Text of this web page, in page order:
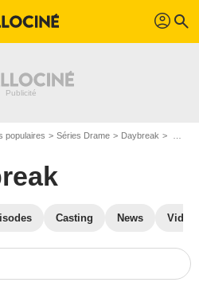
profil search
populaires Séries Drame Daybreak
Casting News